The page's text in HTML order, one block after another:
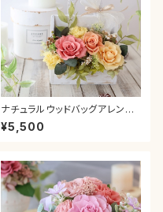
ナチュラルウッドバッグアレンジ
タルトオレンジ カーネーション
ローズ 薔薇 お祝い 引っ越し祝
プリザーブドフラワー
¥5,500